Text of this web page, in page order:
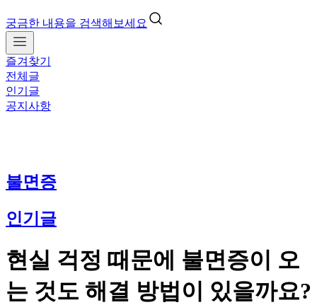
궁금한 내용을 검색해보세요
즐겨찾기
전체글
인기글
공지사항
불면증
인기글
현실 걱정 때문에 불면증이 오
는 것도 해결 방법이 있을까요?